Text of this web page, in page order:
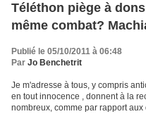
Téléthon piège à
même combat?
Publié le 05/10/2011 à 06:48
Par Jo Benchetrit
Je m'adresse à tous, y compris
en tout innocence , donnent à la
nombreux, comme par rapport